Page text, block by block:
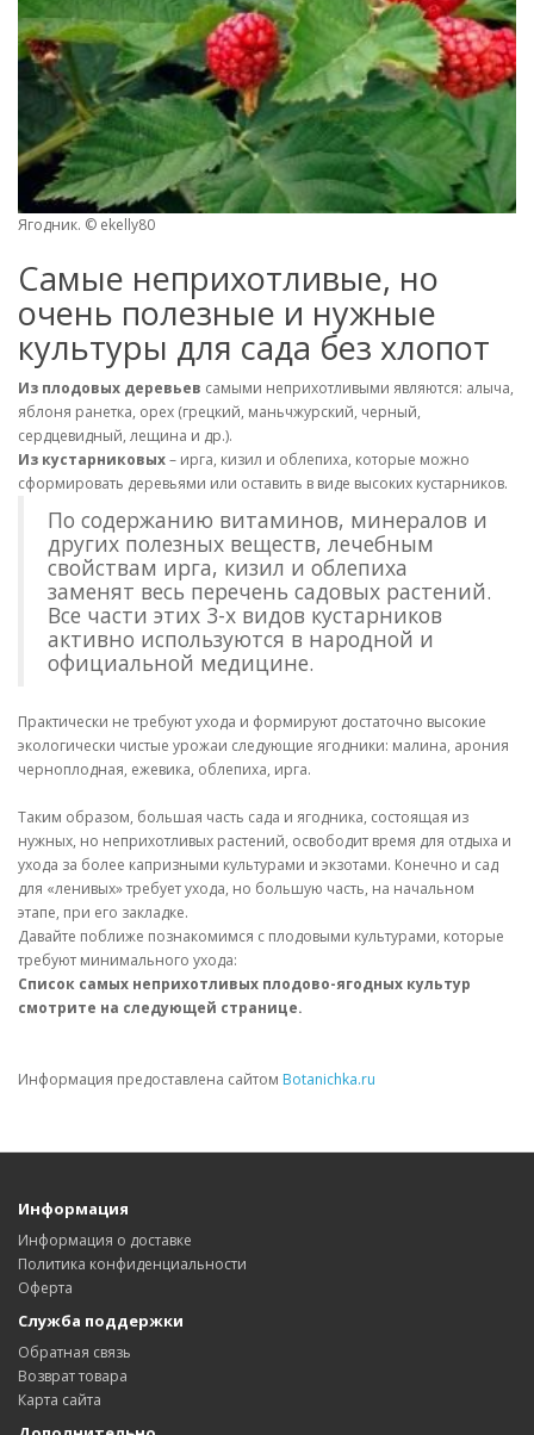
Ягодник. © ekelly80
Самые неприхотливые, но
очень полезные и нужные
культуры для сада без хлопот
Из плодовых деревьев самыми неприхотливыми являются: алыча,
яблоня ранетка, орех (грецкий, маньчжурский, черный,
сердцевидный, лещина и др.).
Из кустарниковых– ирга, кизил и облепиха, которые можно
сформировать деревьями или оставить в виде высоких кустарников.
По содержанию витаминов, минералов и
других полезных веществ, лечебным
свойствам ирга, кизил и облепиха
заменят весь перечень садовых растений.
Все части этих 3-х видов кустарников
активно используются в народной и
официальной медицине.
Практически не требуют ухода и формируют достаточно высокие
экологически чистые урожаи следующие ягодники: малина, арония
черноплодная, ежевика, облепиха, ирга.
Таким образом, большая часть сада и ягодника, состоящая из
нужных, но неприхотливых растений, освободит время для отдыха и
ухода за более капризными культурами и экзотами. Конечно и сад
для «ленивых» требует ухода, но большую часть, на начальном
этапе, при его закладке.
Давайте поближе познакомимся с плодовыми культурами, которые
требуют минимального ухода:
Список самых неприхотливых плодово-ягодных культур
смотрите на следующей странице.
Информация предоставлена сайтом Botanichka.ru
Информация
Информация о доставке
Политика конфиденциальности
Оферта
Служба поддержки
Обратная связь
Возврат товара
Карта сайта